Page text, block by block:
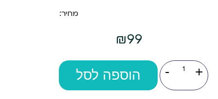
מחיר:
₪99
-
כמות
של
פילאטיס
+ הוספה לסל